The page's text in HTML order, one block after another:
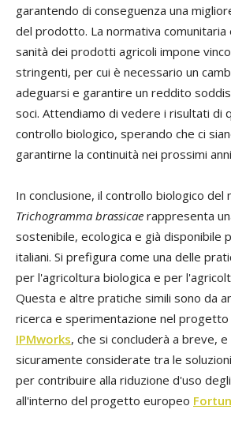
garantendo di conseguenza una
del prodotto. La normativa comunitaria
sanità dei prodotti agricoli impone
stringenti, per cui è necessario un
adeguarsi e garantire un reddito
soci. Attendiamo di vedere i risultati di
controllo biologico, sperando che ci
garantirne la continuità nei prossimi
In conclusione, il controllo biologico del
Trichogramma brassicae rappresenta
sostenibile, ecologica e già disponibile
italiani. Si prefigura come una delle
per l'agricoltura biologica e per
Questa e altre pratiche simili sono da
ricerca e sperimentazione nel
IPMworks, che si concluderà a breve, e
sicuramente considerate tra le
per contribuire alla riduzione d'uso
all'interno del progetto europeo